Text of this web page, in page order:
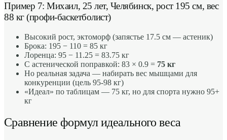
Пример 7: Михаил, 25 лет, Челябинск, рост 195 см, вес
88 кг (профи-баскетболист)
Высокий рост, эктоморф (запястье 17.5 см — астеник)
Брока: 195 − 110 = 85 кг
Лоренца: 95 − 11.25 = 83.75 кг
С астенической поправкой: 83 × 0.9 = 75 кг
Но реальная задача — набирать вес мышцами для
конкуренции (цель 95-98 кг)
«Идеал» по таблицам — 75 кг, но для спорта нужно 95+
кг
Сравнение формул идеального веса